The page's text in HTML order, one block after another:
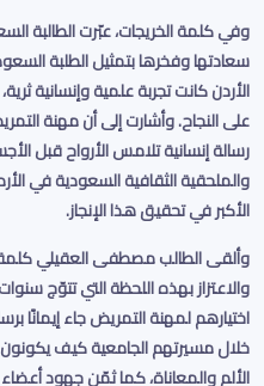
وفي كلمة الخريجات، عبّرت الطالبة
سعادتها وفخرها بتمثيل الطلبة
الأردن كانت تجربة علمية وإنسانية
على النجاح. وأشارت إلى أن مهنة
رسالة إنسانية تلامس الأرواح قبل
والملحقية الثقافية السعودية في
الأكبر في تحقيق هذا الإنجاز.
وألقى الطالب مصطفى العقيلي كلمة
والاعتزاز بهذه اللحظة التي تتوّج
اختيارهم لمهنة التمريض جاء إيمانًا
خلال مسيرتهم الجامعية كيف
الألم والمعاناة، كما ثمّن جهود أعضاء